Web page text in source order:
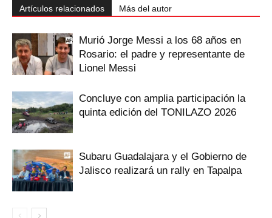
Artículos relacionados Más del autor
Murió Jorge Messi a los 68 años en
Rosario: el padre y representante de
Lionel Messi
Concluye con amplia participación la
quinta edición del TONILAZO 2026
Subaru Guadalajara y el Gobierno de
Jalisco realizará un rally en Tapalpa